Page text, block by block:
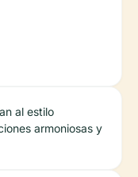
al estilo
armoniosas y